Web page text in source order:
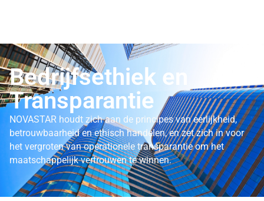
Bedrijfsethiek en
Transparantie
NOVASTAR houdt zich aan de principes van eerlijkheid,
betrouwbaarheid en ethisch handelen, en zet zich in voor
het vergroten van operationele transparantie om het
maatschappelijk vertrouwen te winnen.